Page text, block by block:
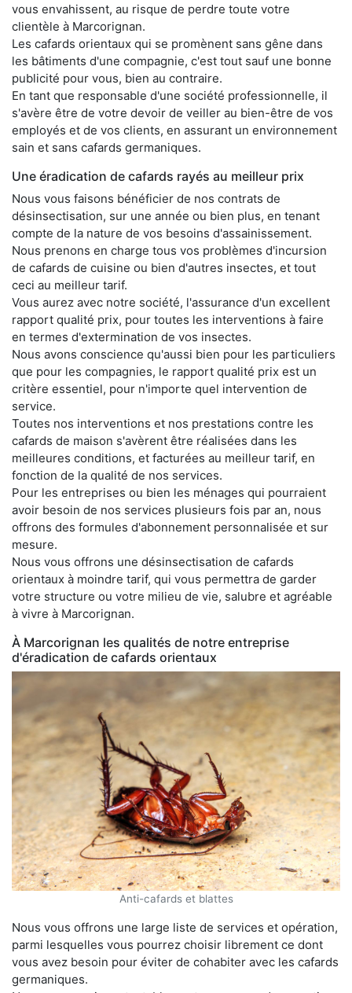
vous envahissent, au risque de perdre toute votre
clientèle à Marcorignan.
Les cafards orientaux qui se promènent sans gêne dans
les bâtiments d'une compagnie, c'est tout sauf une bonne
publicité pour vous, bien au contraire.
En tant que responsable d'une société professionnelle, il
s'avère être de votre devoir de veiller au bien-être de vos
employés et de vos clients, en assurant un environnement
sain et sans cafards germaniques.
Une éradication de cafards rayés au meilleur prix
Nous vous faisons bénéficier de nos contrats de
désinsectisation, sur une année ou bien plus, en tenant
compte de la nature de vos besoins d'assainissement.
Nous prenons en charge tous vos problèmes d'incursion
de cafards de cuisine ou bien d'autres insectes, et tout
ceci au meilleur tarif.
Vous aurez avec notre société, l'assurance d'un excellent
rapport qualité prix, pour toutes les interventions à faire
en termes d'extermination de vos insectes.
Nous avons conscience qu'aussi bien pour les particuliers
que pour les compagnies, le rapport qualité prix est un
critère essentiel, pour n'importe quel intervention de
service.
Toutes nos interventions et nos prestations contre les
cafards de maison s'avèrent être réalisées dans les
meilleures conditions, et facturées au meilleur tarif, en
fonction de la qualité de nos services.
Pour les entreprises ou bien les ménages qui pourraient
avoir besoin de nos services plusieurs fois par an, nous
offrons des formules d'abonnement personnalisée et sur
mesure.
Nous vous offrons une désinsectisation de cafards
orientaux à moindre tarif, qui vous permettra de garder
votre structure ou votre milieu de vie, salubre et agréable
à vivre à Marcorignan.
À Marcorignan les qualités de notre entreprise
d'éradication de cafards orientaux
Anti-cafards et blattes
Nous vous offrons une large liste de services et opération,
parmi lesquelles vous pourrez choisir librement ce dont
vous avez besoin pour éviter de cohabiter avec les cafards
germaniques.